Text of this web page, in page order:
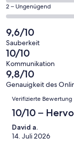
eine
Bewertung
von
10
-
Hervorragend
haben
Bewertung
von
8
-
Gut
40
haben
eine
Bewertung
von
6
-
Okay
insgesamt
Gästebewertungen
haben
eine
Bewertung
von
4
Schlecht
0
von
insgesamt
40
Gästebewertungen
haben
eine
Bewertung
Ungenügend
2 – Ungenügend
9,6/10
Sauberkeit
10/10
Kommunikation
9,8/10
Genauigkeit des
Verifizierte Bewertung
10/10 –
David a.
14. Juli 2026